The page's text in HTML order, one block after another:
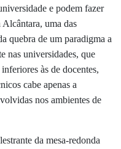
e podem fazer
uma das
quebra de um paradigma a
nas universidades, que
às de docentes,
cabe apenas a
nos ambientes de
da mesa-redonda